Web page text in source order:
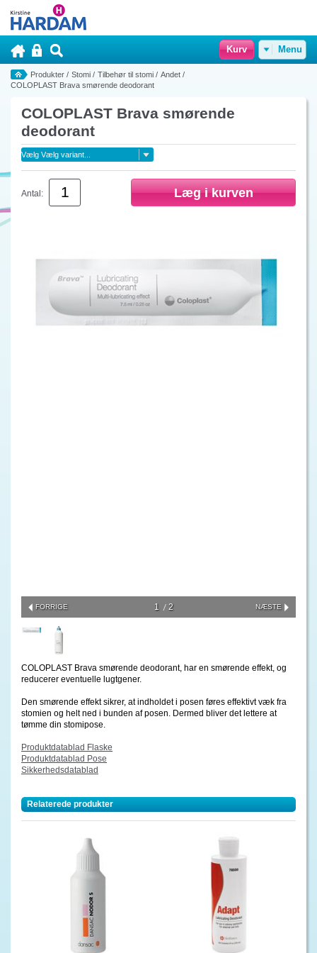
Kurv Menu
Produkter / Stomi / Tilbehør til stomi / Andet /
COLOPLAST Brava smørende deodorant
COLOPLAST Brava smørende
deodorant
Antal:
FORRIGE NÆSTE
1 2
COLOPLAST Brava smørende deodorant, har en smørende effekt, og
reducerer eventuelle lugtgener.
Den smørende effekt sikrer, at indholdet i posen føres effektivt væk fra
stomien og helt ned i bunden af posen. Dermed bliver det lettere at
tømme din stomipose.
Produktdatablad Flaske
Produktdatablad Pose
Sikkerhedsdatablad
Relaterede produkter